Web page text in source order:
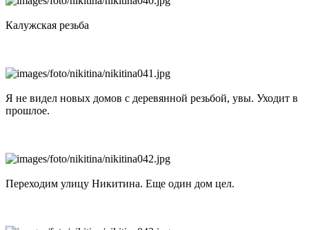
Калужская резьба
Я не видел новых домов с деревянной резьбой, увы. Уходит в
прошлое.
Переходим улицу Никитина. Еще один дом цел.